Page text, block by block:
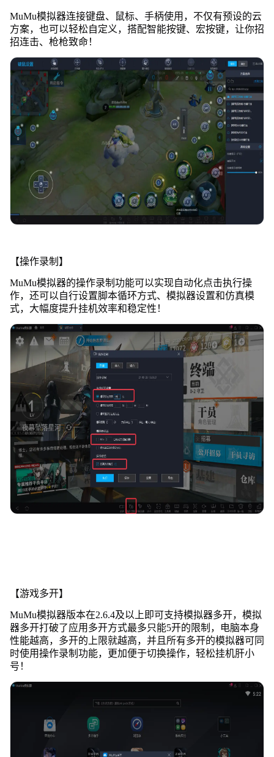
MuMu模拟器连接键盘、鼠标、手柄使用，不仅有预设的云
方案，也可以轻松自定义，搭配智能按键、宏按键，让你招
招连击、枪枪致命！
【操作录制】
MuMu模拟器的操作录制功能可以实现自动化点击执行操
作，还可以自行设置脚本循环方式、模拟器设置和仿真模
式，大幅度提升挂机效率和稳定性！
【游戏多开】
MuMu模拟器版本在2.6.4及以上即可支持模拟器多开，模拟
器多开打破了应用多开方式最多只能5开的限制，电脑本身
性能越高，多开的上限就越高，并且所有多开的模拟器可同
时使用操作录制功能，更加便于切换操作，轻松挂机肝小
号！